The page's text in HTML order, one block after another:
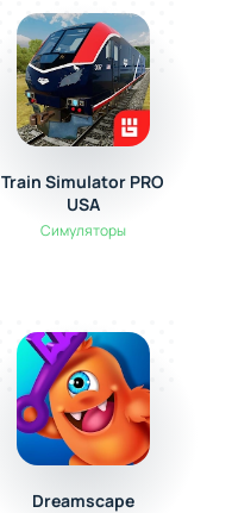
Train Simulator PRO
USA
Симуляторы
Dreamscape